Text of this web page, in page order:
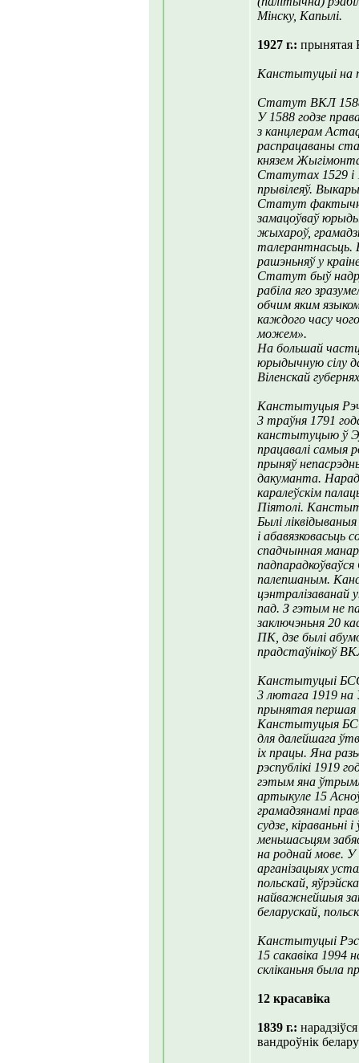
Мінску, Капылі.
1927 г.:
Канстытуцыі на
Статут ВКЛ
У 1588 годзе
з канцлерам
распрацаваны
князем
Статутах 1529 і
прывілеяў.
Статут
замацоўваў
жыхароў,
талерантнасьць.
рашэньняў у
Статут быў
рабіла яго
обчим яким
каждого часу
можем».
На большай
юрыдычную сілу
Вiленскай
Канстытуцыя
3 траўня 1791
канстытуцыю ў
працавалi самыя
прыняў
дакуманта.
каралеўскiм
Пiятолi.
Былi
i абавязковасьць
спадчынная
палепшаным.
цэнтралiзаванай
пад. З гэтым не
заключэньня 20
ПК, дзе былi
прадстаўнiкоў
Канстытуцыі
3 лютага 1919 на
прынятая
Канстытуцыя
для далейшага
іх працы. Яна
рэспублікі 1919
гэтым яна
артыкуле 15
грамадзянамі
судзе,
меньшасьцям
на роднай мове. У
арганізацыях
польскай,
найважнейшыя
беларускай,
Канстытуцыі
15 сакавіка 1994
скліканьня была
12 красавіка
1839 г.:
вандроўнік